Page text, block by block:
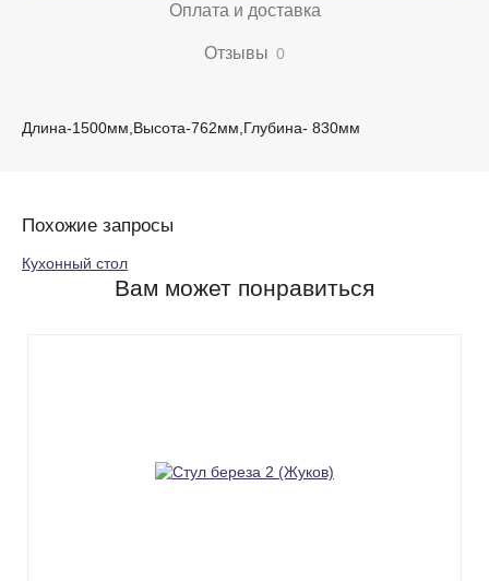
Оплата и доставка
Отзывы 0
Длина-1500мм,Высота-762мм,Глубина- 830мм
Похожие запросы
Кухонный стол
Вам может понравиться